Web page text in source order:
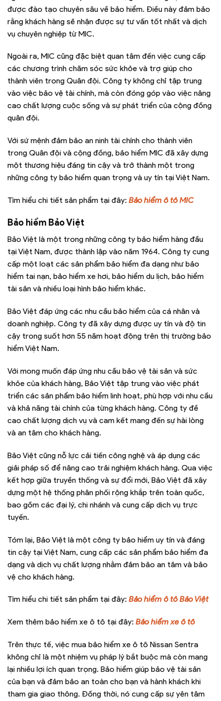
được đào tạo chuyên sâu về bảo hiểm. Điều này đảm bảo
rằng khách hàng sẽ nhận được sự tư vấn tốt nhất và dịch
vụ chuyên nghiệp từ MIC.
Ngoài ra, MIC cũng đặc biệt quan tâm đến việc cung cấp
các chương trình chăm sóc sức khỏe và trợ giúp cho
thành viên trong Quân đội. Công ty không chỉ tập trung
vào việc bảo vệ tài chính, mà còn đóng góp vào việc nâng
cao chất lượng cuộc sống và sự phát triển của cộng đồng
quân đội.
Với sứ mệnh đảm bảo an ninh tài chính cho thành viên
trong Quân đội và cộng đồng, bảo hiểm MIC đã xây dựng
một thương hiệu đáng tin cậy và trở thành một trong
những công ty bảo hiểm quan trọng và uy tín tại Việt Nam.
Tìm hiểu chi tiết sản phẩm tại đây: Bảo hiểm ô tô MIC
Bảo hiểm Bảo Việt
Bảo Việt là một trong những công ty bảo hiểm hàng đầu
tại Việt Nam, được thành lập vào năm 1964. Công ty cung
cấp một loạt các sản phẩm bảo hiểm đa dạng như bảo
hiểm tai nạn, bảo hiểm xe hơi, bảo hiểm du lịch, bảo hiểm
tài sản và nhiều loại hình bảo hiểm khác.
Bảo Việt đáp ứng các nhu cầu bảo hiểm của cá nhân và
doanh nghiệp. Công ty đã xây dựng được uy tín và độ tin
cậy trong suốt hơn 55 năm hoạt động trên thị trường bảo
hiểm Việt Nam.
Với mong muốn đáp ứng nhu cầu bảo vệ tài sản và sức
khỏe của khách hàng, Bảo Việt tập trung vào việc phát
triển các sản phẩm bảo hiểm linh hoạt, phù hợp với nhu cầu
và khả năng tài chính của từng khách hàng. Công ty đề
cao chất lượng dịch vụ và cam kết mang đến sự hài lòng
và an tâm cho khách hàng.
Bảo Việt cũng nỗ lực cải tiến công nghệ và áp dụng các
giải pháp số để nâng cao trải nghiệm khách hàng. Qua việc
kết hợp giữa truyền thống và sự đổi mới, Bảo Việt đã xây
dựng một hệ thống phân phối rộng khắp trên toàn quốc,
bao gồm các đại lý, chi nhánh và cung cấp dịch vụ trực
tuyến.
Tóm lại, Bảo Việt là một công ty bảo hiểm uy tín và đáng
tin cậy tại Việt Nam, cung cấp các sản phẩm bảo hiểm đa
dạng và dịch vụ chất lượng nhằm đảm bảo an tâm và bảo
vệ cho khách hàng.
Tìm hiểu chi tiết sản phẩm tại đây: Bảo hiểm ô tô Bảo Việt
Xem thêm bảo hiểm xe ô tô tại đây: Bảo hiểm xe ô tô
Trên thực tế, việc mua bảo hiểm xe ô tô Nissan Sentra
không chỉ là một nhiệm vụ pháp lý bắt buộc mà còn mang
lại nhiều lợi ích quan trọng. Bảo hiểm giúp bảo vệ tài sản
của bạn và đảm bảo an toàn cho bạn và hành khách khi
tham gia giao thông. Đồng thời, nó cung cấp sự yên tâm